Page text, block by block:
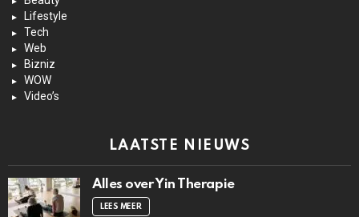
Lifestyle
Tech
Web
Bizniz
WOW
Video’s
LAATSTE NIEUWS
Alles over Yin Therapie
LEES MEER